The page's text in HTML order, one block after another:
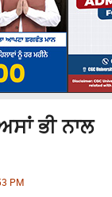
ਭੀ ਨਾਲ
PM